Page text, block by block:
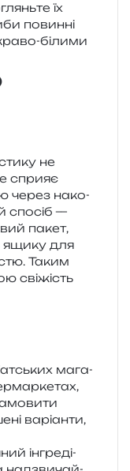
їх
повин­ні
біли­ми
не
спри­яє
через нако­
спо­сіб —
пакет,
ящику для
Таким
сві­жість
мага­
варі­ан­ти,
інгре­ді­